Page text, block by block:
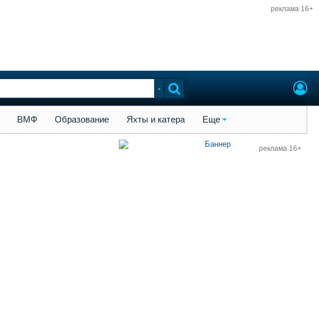
реклама 16+
ВМФ Образование Яхты и катера Еще
реклама 16+